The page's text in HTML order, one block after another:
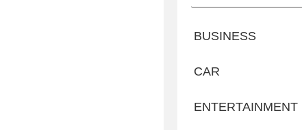
BUSINESS
CAR
ENTERTAINMENT